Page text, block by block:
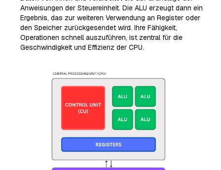
Anweisungen der Steuereinheit. Die ALU erzeugt dann ein
Ergebnis, das zur weiteren Verwendung an Register oder
den Speicher zurückgesendet wird. Ihre Fähigkeit,
Operationen schnell auszuführen, ist zentral für die
Geschwindigkeit und Effizienz der CPU.